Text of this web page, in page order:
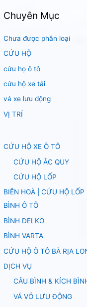
Chuyên Mục
Chưa được phân loại
CỨU HỘ
cứu họ ô tô
cứu hộ xe tải
vá xe lưu động
VỊ TRÍ
CỨU HỘ XE Ô TÔ
CỨU HỘ ẮC QUY
CỨU HỘ LỐP
BIÊN HOÀ | CỨU HỘ
BÌNH Ô TÔ
BÌNH DELKO
BÌNH VARTA
CỨU HỘ Ô TÔ BÀ RỊA
DỊCH VỤ
CÂU BÌNH & KÍCH
VÁ VỎ LƯU ĐỘNG